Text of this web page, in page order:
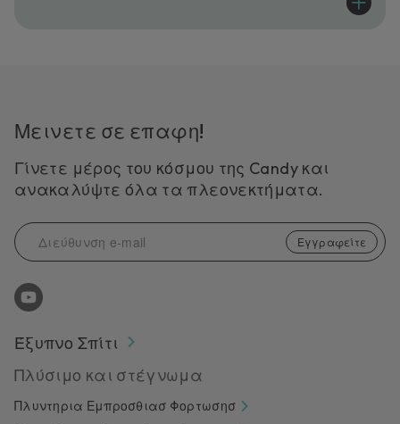
Μεινετε σε επαφη!
Γίνετε μέρος του κόσμου της Candy και
ανακαλύψτε όλα τα πλεονεκτήματα.
Εγγραφείτε
Έξυπνο Σπίτι
Πλύσιμο και στέγνωμα
Πλυντηρια Εμπροσθιασ Φορτωσησ